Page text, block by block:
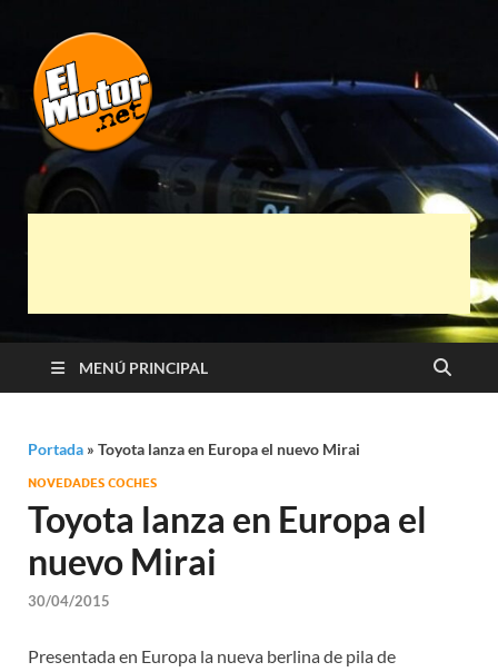
El Motor punto
Net
Automóviles
MENÚ PRINCIPAL
Portada » Toyota lanza en Europa el nuevo Mirai
NOVEDADES COCHES
Toyota lanza en Europa el
nuevo Mirai
30/04/2015
Presentada en Europa la nueva berlina de pila de